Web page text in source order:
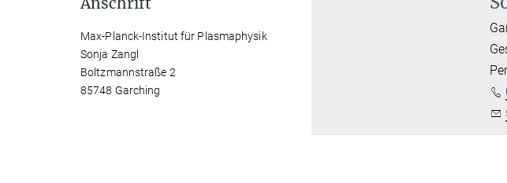
Max-Planck-Institut für Plasmaphysik
Sonja Zangl
Boltzmannstraße 2
85748 Garching